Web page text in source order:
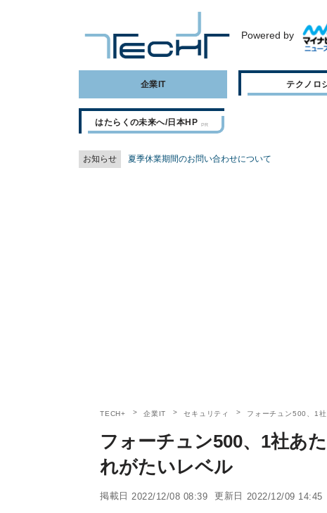
Powered by
企業IT テクノロ
はたらくの未来へ/日本HP
お知らせ 夏季休業期間のお問い合わせについて
TECH+ 企業IT セキュリティ フォーチュン500、1
フォーチュン500、1社あ
れがたいレベル
掲載日 2022/12/08 08:39 更新日 2022/12/09 14:45